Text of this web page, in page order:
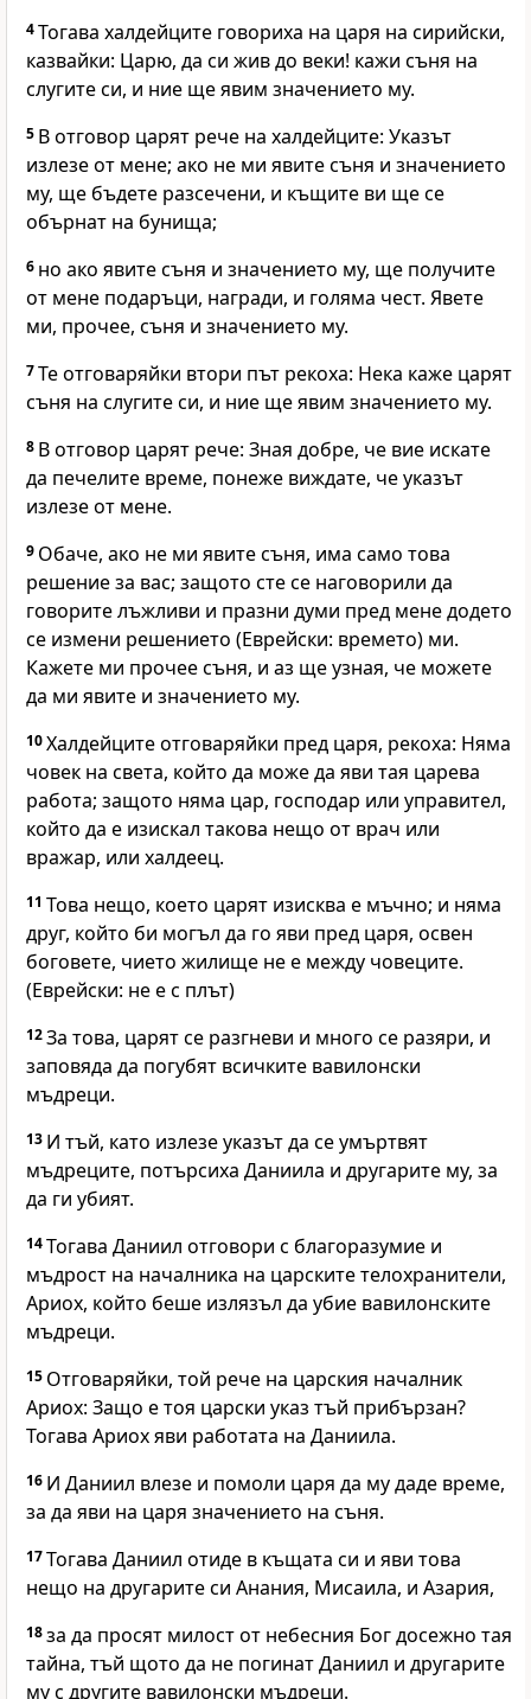
4Тогава халдейците говориха на царя на сирийски,
казвайки: Царю, да си жив до веки! кажи съня на
слугите си, и ние ще явим значението му.
5 В отговор царят рече на халдейците: Указът
излезе от мене; ако не ми явите съня и значението
му, ще бъдете разсечени, и къщите ви ще се
обърнат на бунища;
6 но ако явите съня и значението му, ще получите
от мене подаръци, награди, и голяма чест. Явете
ми, прочее, съня и значението му.
7Те отговаряйки втори път рекоха: Нека каже царят
съня на слугите си, и ние ще явим значението му.
8 В отговор царят рече: Зная добре, че вие искате
да печелите време, понеже виждате, че указът
излезе от мене.
9 Обаче, ако не ми явите съня, има само това
решение за вас; защото сте се наговорили да
говорите лъжливи и празни думи пред мене додето
се измени решението (Еврейски: времето) ми.
Кажете ми прочее съня, и аз ще узная, че можете
да ми явите и значението му.
10Халдейците отговаряйки пред царя, рекоха: Няма
човек на света, който да може да яви тая царева
работа; защото няма цар, господар или управител,
който да е изискал такова нещо от врач или
вражар, или халдеец.
11 Това нещо, което царят изисква е мъчно; и няма
друг, който би могъл да го яви пред царя, освен
боговете, чието жилище не е между човеците.
(Еврейски: не е с плът)
12За това, царят се разгневи и много се разяри, и
заповяда да погубят всичките вавилонски
мъдреци.
13 И тъй, като излезе указът да се умъртвят
мъдреците, потърсиха Даниила и другарите му, за
да ги убият.
14Тогава Даниил отговори с благоразумие и
мъдрост на началника на царските телохранители,
Ариох, който беше излязъл да убие вавилонските
мъдреци.
15 Отговаряйки, той рече на царския началник
Ариох: Защо е тоя царски указ тъй прибързан?
Тогава Ариох яви работата на Даниила.
16 И Даниил влезе и помоли царя да му даде време,
за да яви на царя значението на съня.
17Тогава Даниил отиде в къщата си и яви това
нещо на другарите си Анания, Мисаила, и Азария,
18за да просят милост от небесния Бог досежно тая
тайна, тъй щото да не погинат Даниил и другарите
му с другите вавилонски мъдреци.